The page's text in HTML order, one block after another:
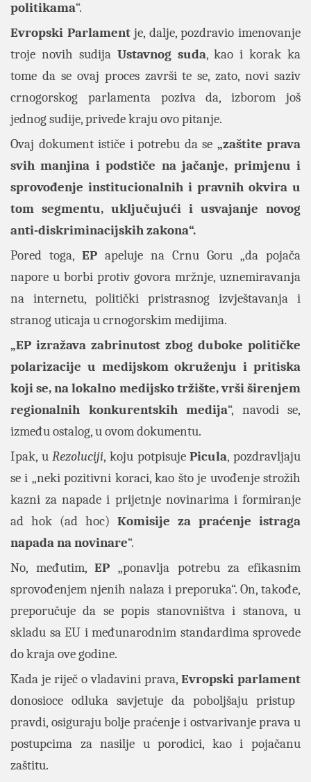
politikama“.
Evropski Parlamentje, dalje, pozdravio imenovanje
troje novih sudija Ustavnog suda, kao i korak ka
tome da se ovaj proces završi te se, zato, novi saziv
crnogorskog parlamenta poziva da, izborom još
jednog sudije, privede kraju ovo pitanje.
Ovaj dokument ističe i potrebu da se „zaštite prava
svih manjina i podstiče na jačanje, primjenu i
sprovođenje institucionalnih i pravnih okvira u
tom segmentu, uključujući i usvajanje novog
anti-diskriminacijskih zakona“.
Pored toga, EP apeluje na Crnu Goru „da pojača
napore u borbi protiv govora mržnje, uznemiravanja
na internetu, politički pristrasnog izvještavanja i
stranog uticaja u crnogorskim medijima.
„EP izražava zabrinutost zbog duboke političke
polarizacije u medijskom okruženju i pritiska
koji se, na lokalno medijsko tržište, vrši širenjem
regionalnih konkurentskih medija“, navodi se,
između ostalog, u ovom dokumentu.
Ipak, uRezoluciji, koju potpisujePicula, pozdravljaju
se i „neki pozitivni koraci, kao što je uvođenje strožih
kazni za napade i prijetnje novinarima i formiranje
ad hok (ad hoc) Komisije za praćenje istraga
napada na novinare“.
No, međutim,EP „ponavlja potrebu za efikasnim
sprovođenjem njenih nalaza i preporuka“. On, takođe,
preporučuje da se popis stanovništva i stanova, u
skladu sa EU i međunarodnim standardima sprovede
do kraja ove godine.
Kada je riječ o vladavini prava, Evropski parlament
donosioce odluka savjetuje da poboljšaju pristup
pravdi, osiguraju bolje praćenje i ostvarivanje prava u
postupcima za nasilje u porodici, kao i pojačanu
zaštitu.